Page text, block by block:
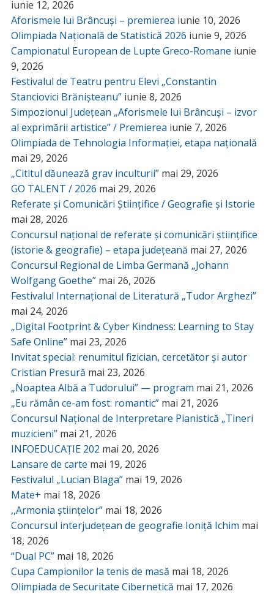
iunie 12, 2026
Aforismele lui Brâncuși – premierea iunie 10, 2026
Olimpiada Națională de Statistică 2026 iunie 9, 2026
Campionatul European de Lupte Greco-Romane iunie
9, 2026
Festivalul de Teatru pentru Elevi „Constantin
Stanciovici Brănișteanu” iunie 8, 2026
Simpozionul Județean „Aforismele lui Brâncuși – izvor
al exprimării artistice” / Premierea iunie 7, 2026
Olimpiada de Tehnologia Informației, etapa națională
mai 29, 2026
„Cititul dăunează grav inculturii” mai 29, 2026
GO TALENT / 2026 mai 29, 2026
Referate și Comunicări Științifice / Geografie și Istorie
mai 28, 2026
Concursul național de referate și comunicări științifice
(istorie & geografie) – etapa județeană mai 27, 2026
Concursul Regional de Limba Germană „Johann
Wolfgang Goethe” mai 26, 2026
Festivalul Internațional de Literatură „Tudor Arghezi”
mai 24, 2026
„Digital Footprint & Cyber Kindness: Learning to Stay
Safe Online” mai 23, 2026
Invitat special: renumitul fizician, cercetător și autor
Cristian Presură mai 23, 2026
„Noaptea Albă a Tudorului” — program mai 21, 2026
„Eu rămân ce-am fost: romantic” mai 21, 2026
Concursul Național de Interpretare Pianistică „Tineri
muzicieni” mai 21, 2026
INFOEDUCAȚIE 202 mai 20, 2026
Lansare de carte mai 19, 2026
Festivalul „Lucian Blaga” mai 19, 2026
Mate+ mai 18, 2026
,,Armonia științelor” mai 18, 2026
Concursul interjudețean de geografie Ioniță Ichim mai
18, 2026
“Dual PC” mai 18, 2026
Cupa Campionilor la tenis de masă mai 18, 2026
Olimpiada de Securitate Cibernetică mai 17, 2026